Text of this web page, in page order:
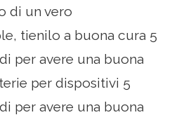
di un vero
tienilo a buona cura 5
per avere una buona
per dispositivi 5
per avere una buona